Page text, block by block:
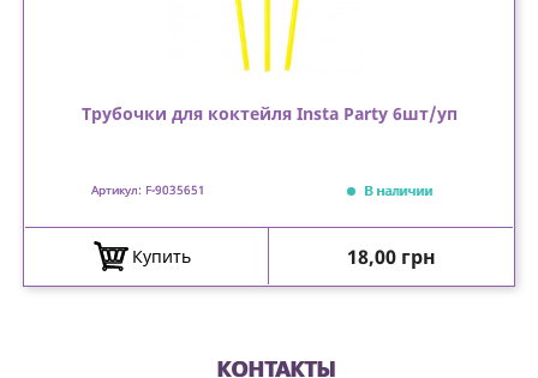
Трубочки для коктейля Insta Party 6шт/уп
Артикул: F-9035651 В наличии
Купить Цена
18,00 грн
КОНТАКТЫ